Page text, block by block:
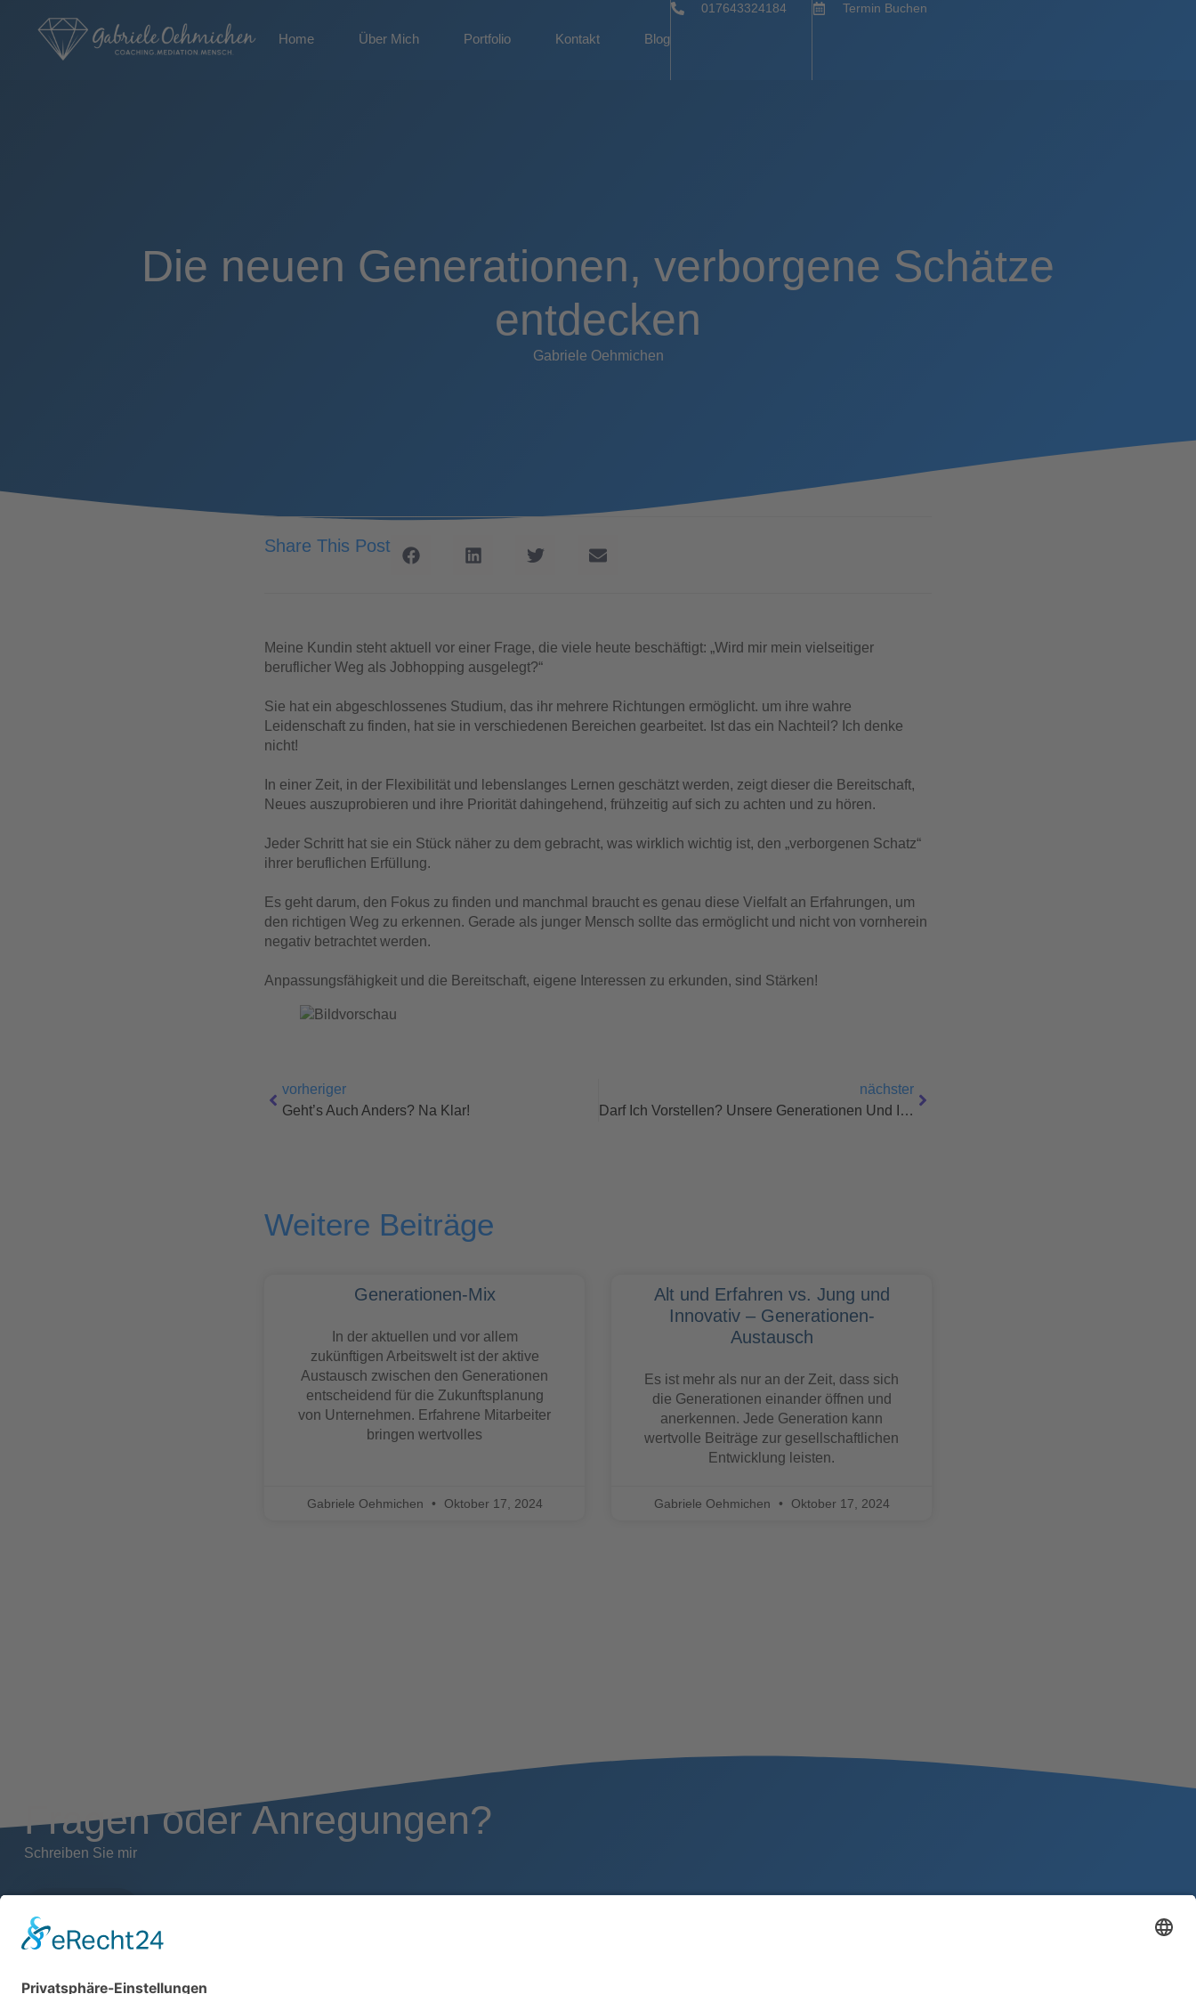
Home Über Mich Portfolio Kontakt Blog
017643324184 Termin Buchen
Die neuen Generationen, verborgene Schätze
entdecken
Gabriele Oehmichen
Share This Post
Meine Kundin steht aktuell vor einer Frage, die viele heute beschäftigt: „Wird mir mein vielseitiger
beruflicher Weg als Jobhopping ausgelegt?“
Sie hat ein abgeschlossenes Studium, das ihr mehrere Richtungen ermöglicht. um ihre wahre
Leidenschaft zu finden, hat sie in verschiedenen Bereichen gearbeitet. Ist das ein Nachteil? Ich denke
nicht!
In einer Zeit, in der Flexibilität und lebenslanges Lernen geschätzt werden, zeigt dieser die Bereitschaft,
Neues auszuprobieren und ihre Priorität dahingehend, frühzeitig auf sich zu achten und zu hören.
Jeder Schritt hat sie ein Stück näher zu dem gebracht, was wirklich wichtig ist, den „verborgenen Schatz“
ihrer beruflichen Erfüllung.
Es geht darum, den Fokus zu finden und manchmal braucht es genau diese Vielfalt an Erfahrungen, um
den richtigen Weg zu erkennen. Gerade als junger Mensch sollte das ermöglicht und nicht von vornherein
negativ betrachtet werden.
Anpassungsfähigkeit und die Bereitschaft, eigene Interessen zu erkunden, sind Stärken!
vorheriger
Geht’s Auch Anders? Na Klar!
nächster
Darf Ich Vorstellen? Unsere Generationen Und Ihre Werte. Ein Erbe, Das Uns Prägt Und Verbindet
Weitere Beiträge
Generationen-Mix
In der aktuellen und vor allem
zukünftigen Arbeitswelt ist der aktive
Austausch zwischen den Generationen
entscheidend für die Zukunftsplanung
von Unternehmen. Erfahrene Mitarbeiter
bringen wertvolles
Gabriele Oehmichen Oktober 17, 2024
Alt und Erfahren vs. Jung und
Innovativ – Generationen-
Austausch
Es ist mehr als nur an der Zeit, dass sich
die Generationen einander öffnen und
anerkennen. Jede Generation kann
wertvolle Beiträge zur gesellschaftlichen
Entwicklung leisten.
Gabriele Oehmichen Oktober 17, 2024
Fragen oder Anregungen?
Schreiben Sie mir